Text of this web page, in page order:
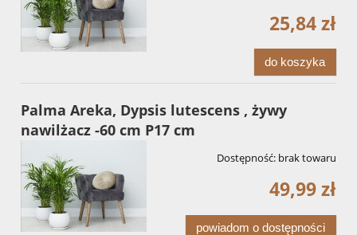
25,84 zł
do koszyka
Palma Areka, Dypsis lutescens , żywy
nawilżacz -60 cm P17 cm
Dostępność: brak towaru
49,99 zł
powiadom o dostępności